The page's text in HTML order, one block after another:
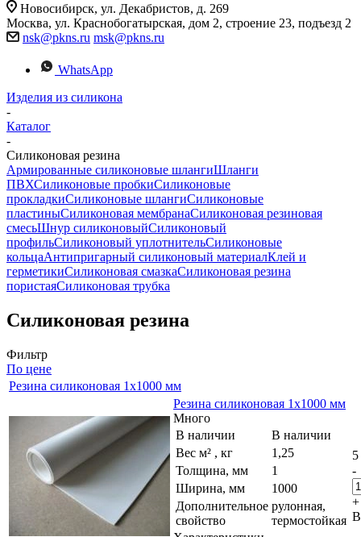
Новосибирск, ул. Декабристов, д. 269
Москва, ул. Краснобогатырская, дом 2, строение 23, подъезд 2
nsk@pkns.ru msk@pkns.ru
WhatsApp
Изделия из силикона
-
Каталог
-
Силиконовая резина
Армированные силиконовые шлангиШланги
ПВХСиликоновые пробкиСиликоновые
прокладкиСиликоновые шлангиСиликоновые
пластиныСиликоновая мембранаСиликоновая резиновая
смесьШнур силиконовыйСиликоновый
профильСиликоновый уплотнительСиликоновые
кольцаАнтипригарный силиконовый материалКлей и
герметикиСиликоновая смазкаСиликоновая резина
пористаяСиликоновая трубка
Силиконовая резина
Фильтр
По цене
Резина силиконовая 1х1000 мм
Резина силиконовая 1х1000 мм
Много
В наличии
В наличии
Вес м² , кг
1,25
Толщина, мм
1
Ширина, мм
1000
Дополнительное
свойство
рулонная,
термостойкая
-
+
В